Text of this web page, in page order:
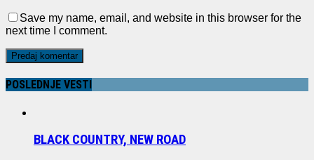
Save my name, email, and website in this browser for the
next time I comment.
POSLEDNJE VESTI
BLACK COUNTRY, NEW ROAD